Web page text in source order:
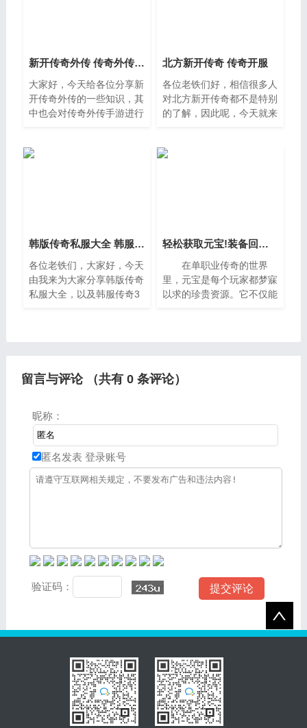
新开传奇外传 传奇外传手游
大家好，今天给各位分享新
开传奇外传的一些知识，其
中也会对传奇外传手游进行
的问题，别忘了关注本站，
北方新开传奇 传奇开服
各位老铁们好，相信很多人
对北方新开传奇都不是特别
的了解，因此呢，今天就来
识，还望可以帮助大家，解
韩版传奇私服大全 韩服传奇3资料
各位老铁们，大家好，今天
由我来为大家分享韩版传奇
私服大全，以及韩服传奇3
轻松获取元宝!装备回收全攻略
在单职业传奇的世界
里，元宝是每个玩家都梦寐
以求的珍贵资源。它不仅能
留言与评论 （共有 0条评论）
昵称：
匿名发表 登录账号
验证码：